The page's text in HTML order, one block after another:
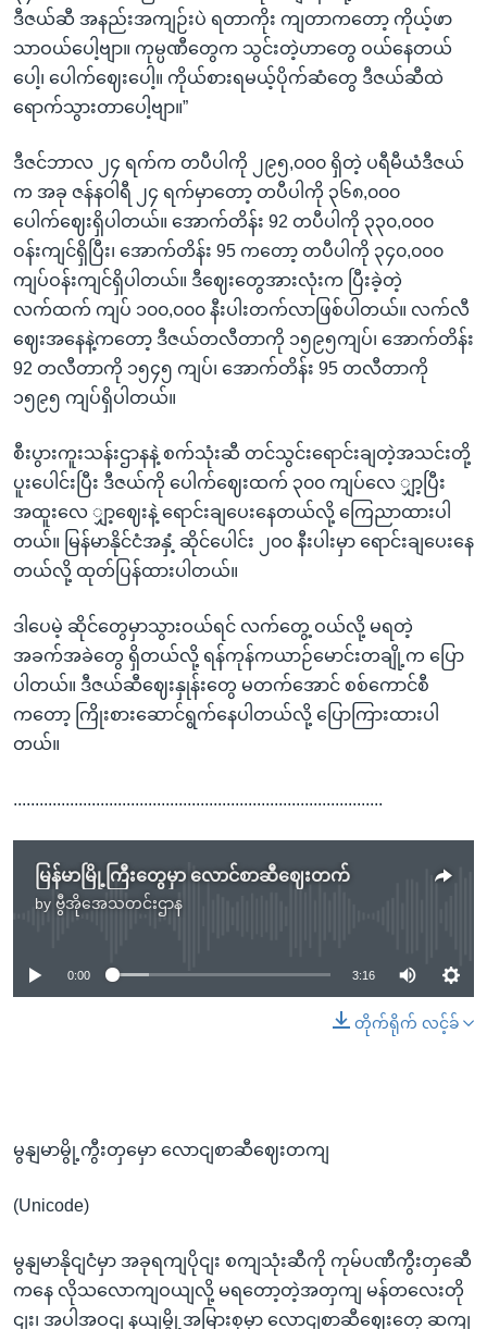
ဒီဇယ်ဆီ အနည်းအကျဉ်းပဲ ရတာကိုး ကျတာကတော့ ကိုယ့်ဖာ
သာဝယ်ပေါ့ဗျာ။ ကုမ္ပဏီတွေက သွင်းတဲ့ဟာတွေ ဝယ်နေတယ်
ပေါ့၊ ပေါက်ဈေးပေါ့။ ကိုယ်စားရမယ့်ပိုက်ဆံတွေ ဒီဇယ်ဆီထဲ
ရောက်သွားတာပေါ့ဗျာ။”
ဒီဇင်ဘာလ ၂၄ ရက်က တပီပါကို ၂၉၅,၀၀၀ ရှိတဲ့ ပရီမီယံဒီဇယ်
က အခု ဇန်နဝါရီ ၂၄ ရက်မှာတော့ တပီပါကို ၃၆၈,၀၀၀
ပေါက်ဈေးရှိပါတယ်။ အောက်တိန်း 92 တပီပါကို ၃၃၀,၀၀၀
ဝန်းကျင်ရှိပြီး၊ အောက်တိန်း 95 ကတော့ တပီပါကို ၃၄၀,၀၀၀
ကျပ်ဝန်းကျင်ရှိပါတယ်။ ဒီဈေးတွေအားလုံးက ပြီးခဲ့တဲ့
လက်ထက် ကျပ် ၁၀၀,၀၀၀ နီးပါးတက်လာဖြစ်ပါတယ်။ လက်လီ
ဈေးအနေနဲ့ကတော့ ဒီဇယ်တလီတာကို ၁၅၉၅ကျပ်၊ အောက်တိန်း
92 တလီတာကို ၁၅၄၅ ကျပ်၊ အောက်တိန်း 95 တလီတာကို
၁၅၉၅ ကျပ်ရှိပါတယ်။
စီးပွားကူးသန်းဌာနနဲ့ စက်သုံးဆီ တင်သွင်းရောင်းချတဲ့အသင်းတို့
ပူးပေါင်းပြီး ဒီဇယ်ကို ပေါက်ဈေးထက် ၃၀၀ ကျပ်လေ ျှာ့ပြီး
အထူးလေ ျှာ့ဈေးနဲ့ ရောင်းချပေးနေတယ်လို့ ကြေညာထားပါ
တယ်။ မြန်မာနိုင်ငံအနှံ့ ဆိုင်ပေါင်း ၂၀၀ နီးပါးမှာ ရောင်းချပေးနေ
တယ်လို့ ထုတ်ပြန်ထားပါတယ်။
ဒါပေမဲ့ ဆိုင်တွေမှာသွားဝယ်ရင် လက်တွေ့ ဝယ်လို့ မရတဲ့
အခက်အခဲတွေ ရှိတယ်လို့ ရန်ကုန်ကယာဉ်မောင်းတချို့က ပြော
ပါတယ်။ ဒီဇယ်ဆီဈေးနှုန်းတွေ မတက်အောင် စစ်ကောင်စီ
ကတော့ ကြိုးစားဆောင်ရွက်နေပါတယ်လို့ ပြောကြားထားပါ
တယ်။
.....................................................................................
မြန်မာမြို့ကြီးတွေမှာ လောင်စာဆီဈေးတက်
by ဗွီအိုအေသတင်းဌာန
No media source currently available
0:00 3:16
တိုက်ရိုက် လင့်ခ်
မွနျမာမွို့ကွီးတှမှော လောငျစာဆီဈေးတကျ
(Unicode)
မွနျမာနိုငျငံမှာ အခုရကျပိုငျး စကျသုံးဆီကို ကုမ်ပဏီကွီးတှဆေီ
ကနေ လိုသလောကျဝယျလို့ မရတော့တဲ့အတှကျ မန်တလေးတို
ငျး၊ အပါအဝငျ နယျမွို့အမြားစုမှာ လောငျစာဆီဈေးတှေ ဆကျ